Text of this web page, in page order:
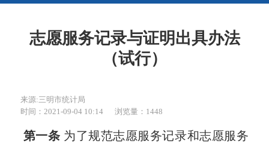
志愿服务记录与证明出具办法
（试行）
来源:三明市统计局
时间：2021-09-04 10:14
浏览量：1448
第一条 为了规范志愿服务记录和志愿服务